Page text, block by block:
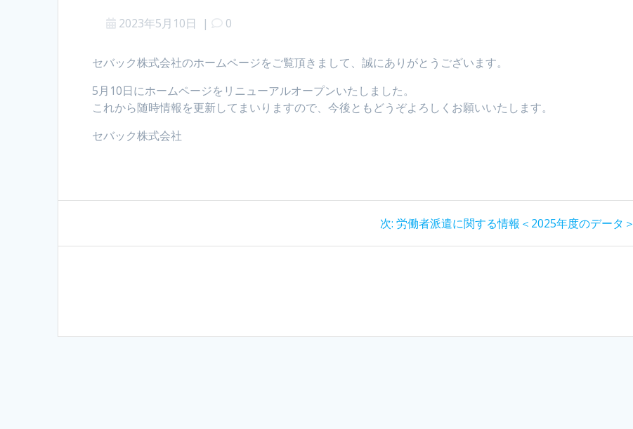
2023年5月10日 | 0
セバック株式会社のホームページをご覧頂きまして、誠にありがとうございます。
5月10日にホームページをリニューアルオープンいたしました。
これから随時情報を更新してまいりますので、今後ともどうぞよろしくお願いいたします。
セバック株式会社
次:労働者派遣に関する情報＜2025年度のデータ＞